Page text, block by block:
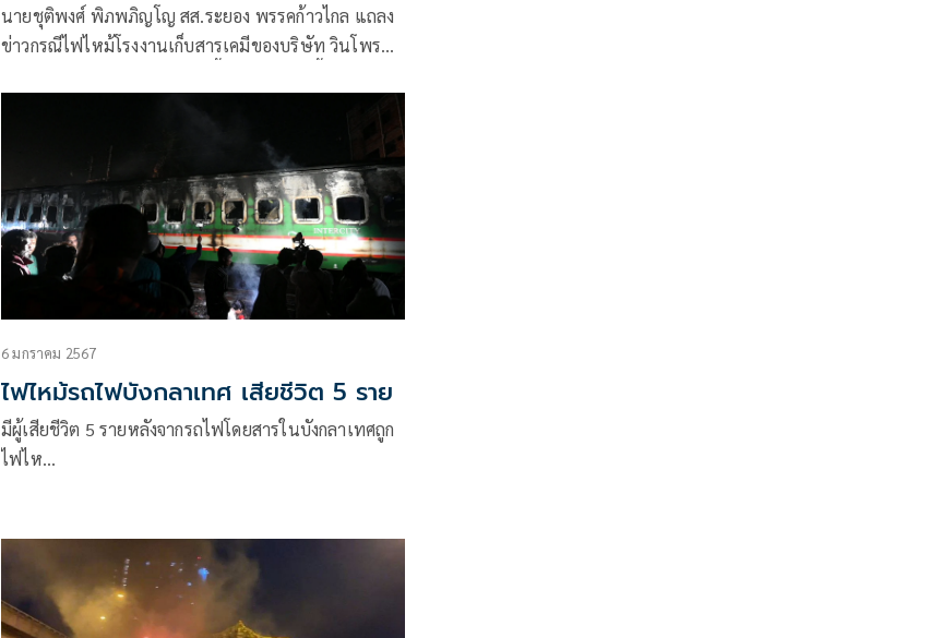
รัฐบาลตรวจสอบ
นายชุติพงศ์ พิภพภิญโญ สส.ระยอง พรรคก้าวไกล แถลง
ข่าวกรณีไฟไหม้โรงงานเก็บสารเคมีของบริษัท วินโพร
6 มกราคม 2567
ไฟไหม้รถไฟบังกลาเทศ เสียชีวิต 5 ราย
มีผู้เสียชีวิต 5 รายหลังจากรถไฟโดยสารในบังกลาเทศถูก
ไฟไห…